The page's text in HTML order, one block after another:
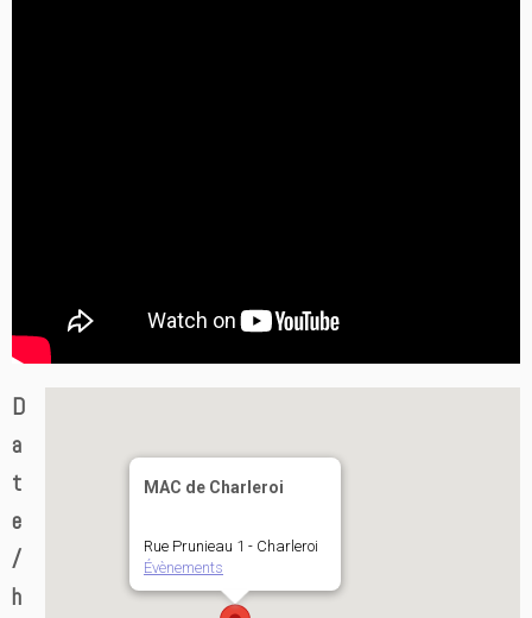
MAC de Charleroi
Rue Prunieau 1 - Charleroi
Évènements
D
a
t
e
/
h